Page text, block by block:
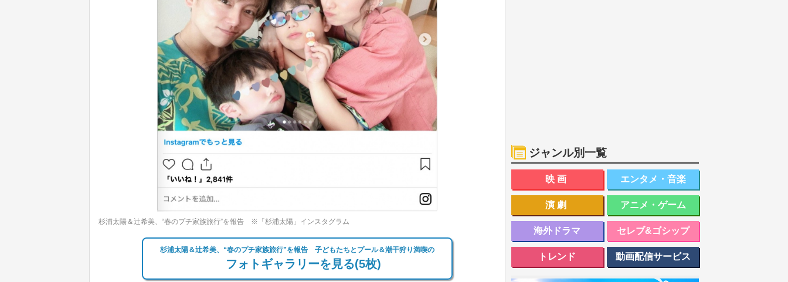
杉浦太陽＆辻希美、“春のプチ家族旅行”を報告 ※「杉浦太陽」インスタグラム
杉浦太陽＆辻希美、“春のプチ家族旅行”を報告 子どもたちとプール＆潮干狩り満喫の
フォトギャラリーを見る(5枚)
ジャンル別一覧
映画 エンタメ・音楽
演劇 アニメ・ゲーム
海外ドラマ セレブ&ゴシップ
トレンド 動画配信サービス